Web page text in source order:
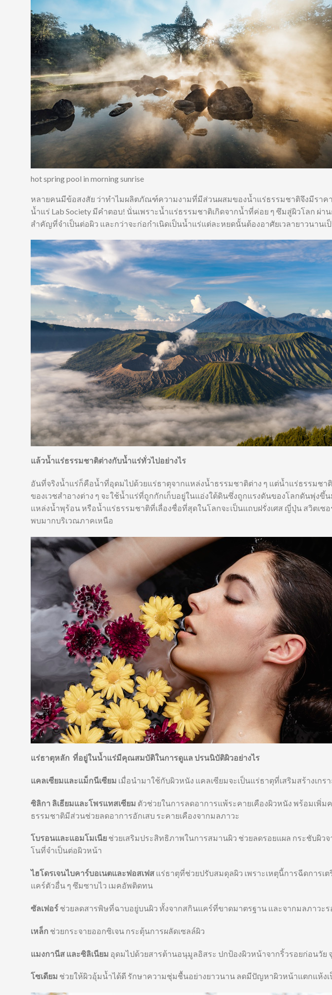
hot spring pool in morning sunrise
หลายคนมีข้อสงสัย ว่าทำไมผลิตภัณฑ์ความงามที่มีส่วนผสมของน้ำแร่ธรรมชาติจึงมีราค
น้ำแร่ Lab Society มีคำตอบ! นั่นเพราะน้ำแร่ธรรมชาติเกิดจากน้ำที่ค่อย ๆ ซึมสู่ผิวโลก ผ่
สำคัญที่จำเป็นต่อผิว และกว่าจะก่อกำเนิดเป็นน้ำแร่แต่ละหยดนั้นต้องอาศัยเวลายาวนานเ
แล้วน้ำแร่ธรรมชาติต่างกับน้ำแร่ทั่วไปอย่างไร
อันที่จริงน้ำแร่ก็คือน้ำที่อุดมไปด้วยแร่ธาตุจากแหล่งน้ำธรรมชาติต่าง ๆ แต่น้ำแร่ธรรมชาติ
ของเวชสำอางต่าง ๆ จะใช้น้ำแร่ที่ถูกกักเก็บอยู่ในแอ่งใต้ดินซึ่งถูกแรงดันของโลกดันพุ่ง
แหล่งน้ำพุร้อน หรือน้ำแร่ธรรมชาติที่เลื่องชื่อที่สุดในโลกจะเป็นแถบฝรั่งเศส ญี่ปุ่น สวิตเซ
พบมากบริเวณภาคเหนือ
แร่ธาตุหลัก ที่อยู่ในน้ำแร่มีคุณสมบัติในการดูแล ปรนนิบัติผิวอย่างไร
แคลเซียมและแม็กนีเซียม เมื่อนำมาใช้กับผิวหนัง แคลเซียมจะเป็นแร่ธาตุที่เสริมสร้างเก
ซิลิกา ลิเธียมและโพรแทสเซียม ตัวช่วยในการลดอาการแพ้ระคายเคืองผิวหนัง พร้อมเพิ่ม
ธรรมชาติมีส่วนช่วยลดอาการอักเสบ ระคายเคืองจากมลภาวะ
โบรอนและแอมโมเนีย ช่วยเสริมประสิทธิภาพในการสมานผิว ช่วยลดรอยแผล กระชับผิว
โนที่จำเป็นต่อผิวหน้า
ไฮโดรเจนไบคาร์บอเนตและฟอสเฟส แร่ธาตุที่ช่วยปรับสมดุลผิว เพราะเหตุนี้การฉีดการเ
แคร์ตัวอื่น ๆ ซึมซาบไว เมคอัพติดทน
ซัลเฟอร์ ช่วยลดสารพิษที่ฉาบอยู่บนผิว ทั้งจากสกินแคร์ที่ขาดมาตรฐาน และจากมลภาวะร
เหล็ก ช่วยกระจายออกซิเจน กระตุ้นการผลัดเซลล์ผิว
แมงกานีส และซิลิเนียม อุดมไปด้วยสารต้านอนุมูลอิสระ ปกป้องผิวหน้าจากริ้วรอยก่อนวัย
โซเดียม ช่วยให้ผิวอุ้มน้ำได้ดี รักษาความชุ่มชื้นอย่างยาวนาน ลดมีปัญหาผิวหน้าแตกแห้งเ